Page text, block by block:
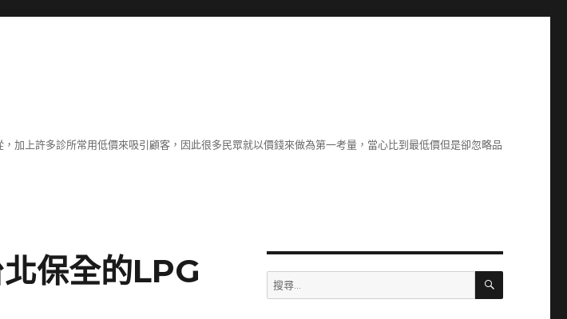
加上許多診所常用低價來吸引顧客，因此很多民眾就以價錢來做為第一考量，當心比到最低價但是卻忽略品
保全的LPG
搜
尋
搜